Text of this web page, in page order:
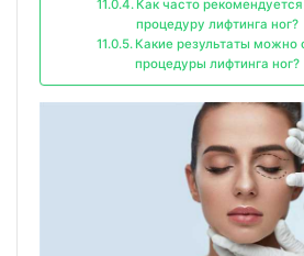
Как часто
процедуру лифтинга ног?
Какие результаты можно
процедуры лифтинга ног?